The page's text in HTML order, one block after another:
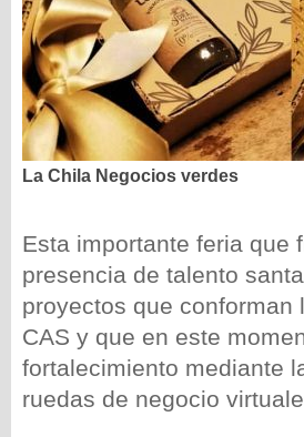
La Chila Negocios verdes
Esta importante feria que
presencia de talento
proyectos que
CAS y que en este
fortalecimiento mediante
ruedas de negocio